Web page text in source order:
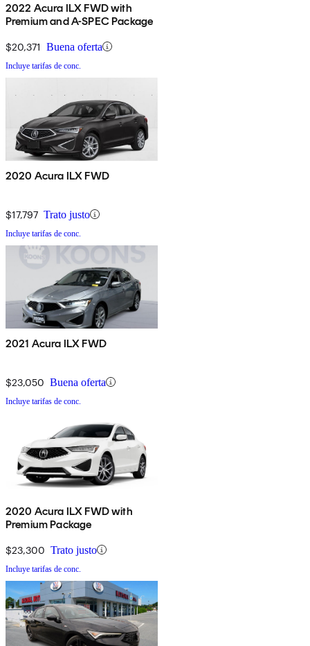
2022 Acura ILX FWD with
Premium and A-SPEC Package
$20,371 Buena oferta
Incluye tarifas de conc.
2020 Acura ILX FWD
$17,797 Trato justo
Incluye tarifas de conc.
2021 Acura ILX FWD
$23,050 Buena oferta
Incluye tarifas de conc.
2020 Acura ILX FWD with
Premium Package
$23,300 Trato justo
Incluye tarifas de conc.